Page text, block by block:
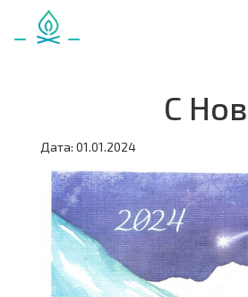
С
Дата: 01.01.2024